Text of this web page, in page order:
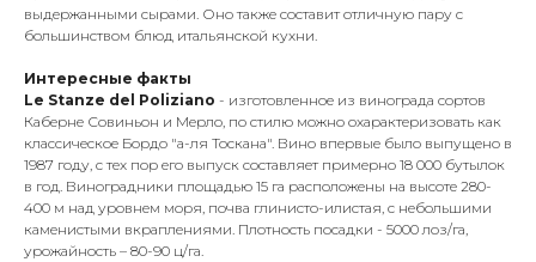
выдержанными сырами. Оно также составит отличную пару с
большинством блюд итальянской кухни.
Интересные факты
Le Stanze del Poliziano - изготовленное из винограда сортов
Каберне Совиньон и Мерло, по стилю можно охарактеризовать как
классическое Бордо "а-ля Тоскана". Вино впервые было выпущено в
1987 году, с тех пор его выпуск составляет примерно 18 000 бутылок
в год. Виноградники площадью 15 га расположены на высоте 280-
400 м над уровнем моря, почва глинисто-илистая, с небольшими
каменистыми вкраплениями. Плотность посадки - 5000 лоз/га,
урожайность – 80-90 ц/га.